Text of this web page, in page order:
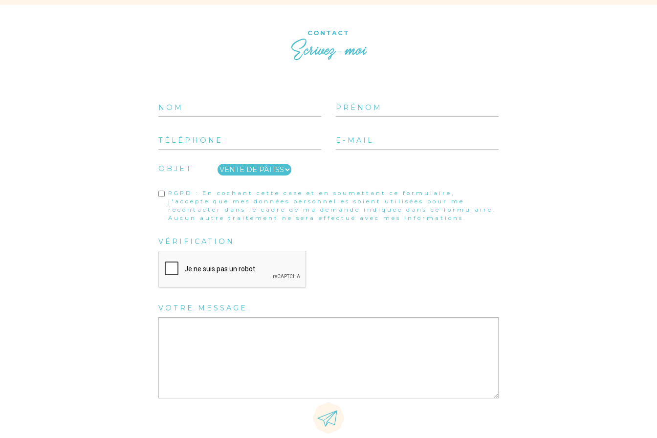
CONTACT
Ecrivez-moi
OBJET
RGPD : En cochant cette case et en soumettant ce formulaire,
j'accepte que mes données personnelles soient utilisées pour me
recontacter dans le cadre de ma demande indiquée dans ce formulaire.
Aucun autre traitement ne sera effectué avec mes informations.
VÉRIFICATION
VOTRE MESSAGE